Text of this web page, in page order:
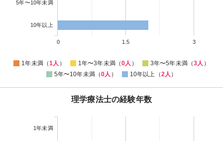
5年〜10年未満
10年以上
0 1.5 3
1年未満（1人 ） 1年〜3年未満（0人 ） 3年〜5年未満（3人 ）
5年〜10年未満（0人 ） 10年以上（2人 ）
理学療法士の経験年数
1年未満